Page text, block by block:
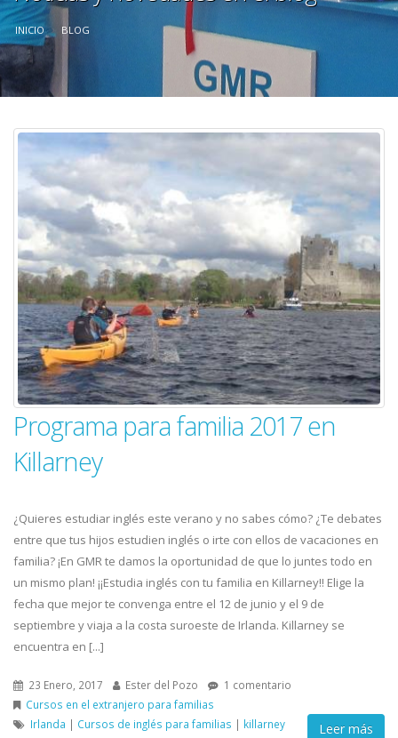
INICIO BLOG
Programa para familia 2017 en
Killarney
¿Quieres estudiar inglés este verano y no sabes cómo? ¿Te debates
entre que tus hijos estudien inglés o irte con ellos de vacaciones en
familia? ¡En GMR te damos la oportunidad de que lo juntes todo en
un mismo plan! ¡¡Estudia inglés con tu familia en Killarney!! Elige la
fecha que mejor te convenga entre el 12 de junio y el 9 de
septiembre y viaja a la costa suroeste de Irlanda. Killarney se
encuentra en [...]
23 Enero, 2017 Ester del Pozo
1 comentario
Cursos en el extranjero para familias
Irlanda | Cursos de inglés para familias | killarney Leer más